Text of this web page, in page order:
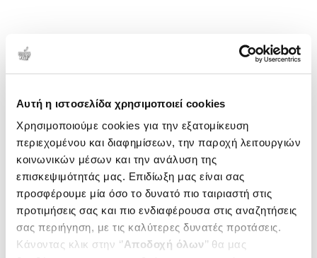
Αυτή η ιστοσελίδα χρησιμοποιεί cookies
Χρησιμοποιούμε cookies για την εξατομίκευση
περιεχομένου και διαφημίσεων, την παροχή λειτουργιών
κοινωνικών μέσων και την ανάλυση της
επισκεψιμότητάς μας. Επιδίωξη μας είναι σας
προσφέρουμε μία όσο το δυνατό πιο ταιριαστή στις
προτιμήσεις σας και πιο ενδιαφέρουσα στις αναζητήσεις
σας περιήγηση, με τις καλύτερες δυνατές προτάσεις.
Κάνοντας κλικ στην ‘’Αποδοχή όλων’’ θα μας